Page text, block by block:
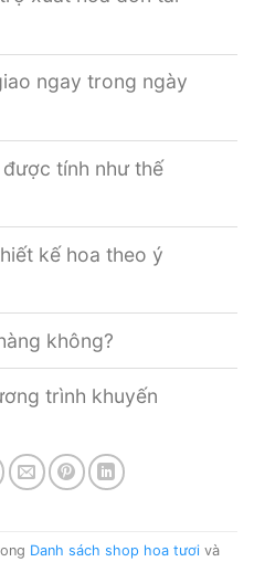
ngay trong ngày
tính như thế
kế hoa theo ý
không?
trình khuyến
Danh sách shop hoa tươivà